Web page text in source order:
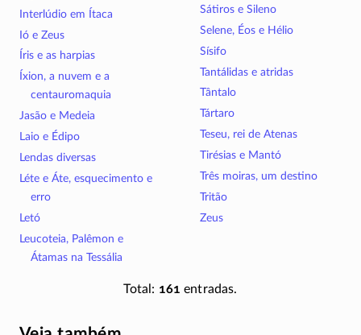
Interlúdio em Ítaca
Ió e Zeus
Íris e as harpias
Íxion, a nuvem e a
centauromaquia
Jasão e Medeia
Laio e Édipo
Lendas diversas
Léte e Áte, esquecimento e
erro
Letó
Leucoteia, Palêmon e
Átamas na Tessália
Sátiros e Sileno
Selene, Éos e Hélio
Sísifo
Tantálidas e atridas
Tântalo
Tártaro
Teseu, rei de Atenas
Tirésias e Mantó
Três moiras, um destino
Tritão
Zeus
Total: 161 entradas.